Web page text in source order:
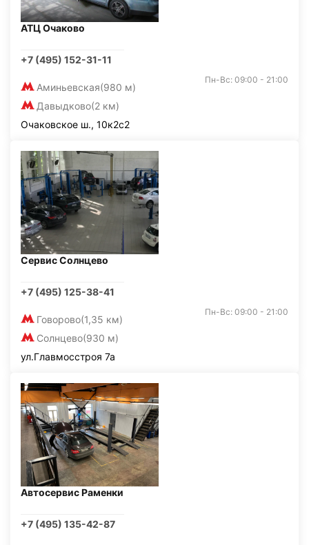
АТЦ Очаково
+7 (495) 152-31-11
Аминьевская(980 м)
Давыдково(2 км)
Пн-Вс: 09:00 - 21:00
Очаковское ш., 10к2с2
Сервис Солнцево
+7 (495) 125-38-41
Говорово(1,35 км)
Солнцево(930 м)
Пн-Вс: 09:00 - 21:00
ул.Главмосстроя 7а
Автосервис Раменки
+7 (495) 135-42-87